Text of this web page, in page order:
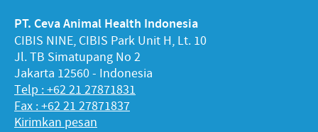
PT. Ceva Animal Health Indonesia
CIBIS NINE, CIBIS Park Unit H, Lt. 10
Jl. TB Simatupang No 2
Jakarta 12560 - Indonesia
Telp : +62 21 27871831
Fax : +62 21 27871837
Kirimkan pesan